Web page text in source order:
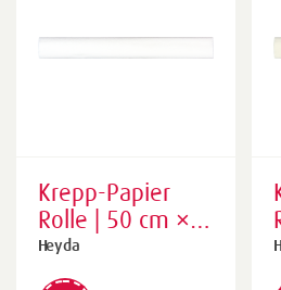
Krepp-Papier
Rolle | 50 cm ×
250 cm, 32
g/m², weiß
Heyda